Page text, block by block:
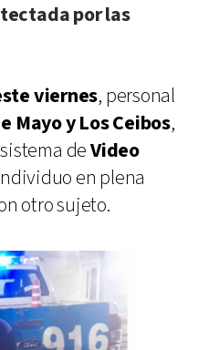
por las
viernes, personal
Mayo y Los Ceibos,
deVideo
en plena
otro sujeto.